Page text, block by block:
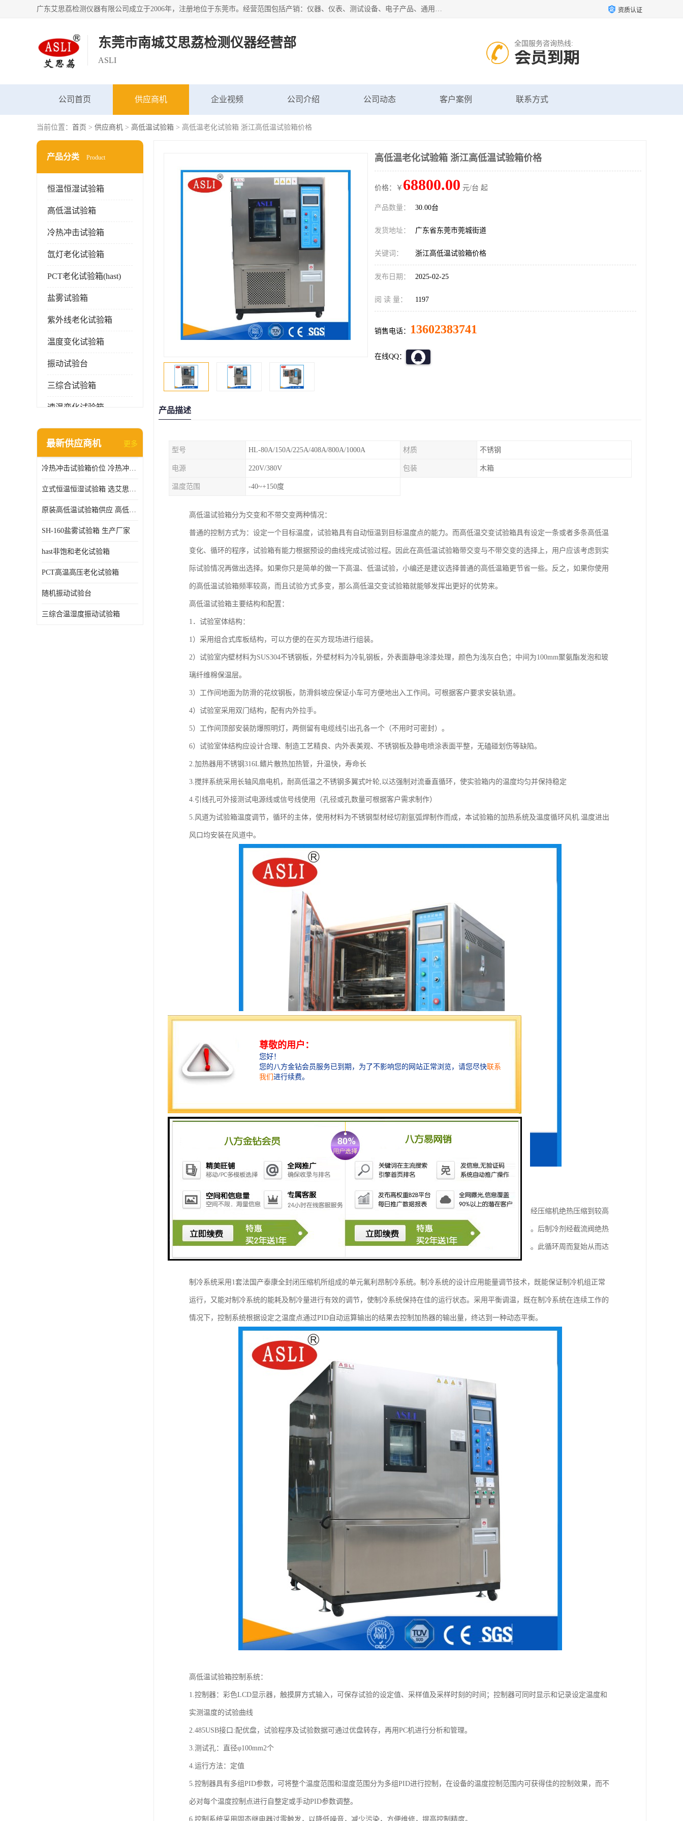
广东艾思荔检测仪器有限公司成立于2006年，注册地位于东莞市。经营范围包括产销：仪器、仪表、测试设备、电子产品、通用机械设；主要产品有： 恒温恒湿试验箱,冷热冲击试验箱,高低温试验箱,速温变化试验箱,高压加速老化试验箱,三综合试验箱,振动试验台等产品，欢迎选购。 资质认证
东莞市南城艾思荔检测仪器经营部
ASLI
全国服务咨询热线:
会员到期
公司首页 供应商机 企业视频 公司介绍 公司动态 客户案例 联系方式
当前位置： 首页 > 供应商机 > 高低温试验箱 > 高低温老化试验箱 浙江高低温试验箱价格
产品分类 Product
恒温恒湿试验箱
高低温试验箱
冷热冲击试验箱
氙灯老化试验箱
PCT老化试验箱(hast)
盐雾试验箱
紫外线老化试验箱
温度变化试验箱
振动试验台
三综合试验箱
速温变化试验箱
淋雨试验箱(沙尘)
高压加速老化试验箱
最新供应商机 更多
冷热冲击试验箱价位 冷热冲击试验设备 非标定制
立式恒温恒湿试验箱 选艾思荔厂家
原装高低温试验箱供应 高低温交变湿热试验箱
SH-160盐雾试验箱 生产厂家
hast非饱和老化试验箱
PCT高温高压老化试验箱
随机振动试验台
三综合温湿度振动试验箱
高低温老化试验箱 浙江高低温试验箱价格
价格：￥ 68800.00 元/台 起
产品数量： 30.00台
发货地址： 广东省东莞市莞城街道
关键词： 浙江高低温试验箱价格
发布日期： 2025-02-25
阅 读 量： 1197
销售电话： 13602383741
在线QQ：
产品描述
型号 HL-80A/150A/225A/408A/800A/1000A 材质 不锈钢
电源 220V/380V 包装 木箱
温度范围 -40~+150度
高低温试验箱分为交变和不带交变两种情况：
普通的控制方式为：设定一个目标温度，试验箱具有自动恒温到目标温度点的能力。而高低温交变试验箱具有设定一条或者多条高低温
变化、循环的程序，试验箱有能力根据预设的曲线完成试验过程。因此在高低温试验箱带交变与不带交变的选择上，用户应该考虑到实
际试验情况再做出选择。如果你只是简单的做一下高温、低温试验，小编还是建议选择普通的高低温箱更节省一些。反之，如果你使用
的高低温试验箱频率较高，而且试验方式多变，那么高低温交变试验箱就能够发挥出更好的优势来。
高低温试验箱主要结构和配置：
1．试验室体结构：
1）采用组合式库板结构，可以方便的在买方现场进行组装。
2）试验室内壁材料为SUS304不锈钢板，外壁材料为冷轧钢板，外表面静电涂漆处理，颜色为浅灰白色；中间为100mm聚氨酯发泡和玻
璃纤维棉保温层。
3）工作间地面为防滑的花纹钢板，防滑斜坡应保证小车可方便地出入工作间。可根据客户要求安装轨道。
4）试验室采用双门结构，配有内外拉手。
5）工作间顶部安装防爆照明灯，两侧留有电缆线引出孔各一个（不用时可密封）。
6）试验室体结构应设计合理、制造工艺精良、内外表美观、不锈钢板及静电喷涂表面平整，无磕碰划伤等缺陷。
2.加热器用不锈钢316L鳍片散热加热管，升温快，寿命长
3.搅拌系统采用长轴风扇电机，耐高低温之不锈钢多翼式叶轮,以达强制对流垂直循环，使实验箱内的温度均匀并保持稳定
4.引线孔可外接测试电源线或信号线使用（孔径或孔数量可根据客户需求制作）
5.风道为试验箱温度调节，循环的主体，使用材料为不锈钢型材经切割氩弧焊制作而成，本试验箱的加热系统及温度循环风机.温度进出
风口均安装在风道中。
高低温试验箱工作原理：
制冷工作原理：制冷循环采用逆卡若循环，该循环出两个等温过程和两个绝热过程组成，其过程如下：制冷剂经压缩机绝热压缩到较高
的压力，消耗了的功使排气温度升高，之后制冷剂经冷凝器等温地和四周介质进行热交换将热量传给四周介质。后制冷剂经截流阀绝热
膨胀做功，这时制冷剂温度降低。后制冷剂通过蒸发器等温地从温度较高的物体吸热，使被冷却物体温度降低。此循环周而复始从而达
制冷系统采用1套法国产泰康全封闭压缩机所组成的单元氟利昂制冷系统。制冷系统的设计应用能量调节技术，既能保证制冷机组正常
运行，又能对制冷系统的能耗及制冷量进行有效的调节，使制冷系统保持在佳的运行状态。采用平衡调温，既在制冷系统在连续工作的
情况下，控制系统根据设定之温度点通过PID自动运算输出的结果去控制加热器的输出量，终达到一种动态平衡。
高低温试验箱控制系统：
1.控制器：彩色LCD显示器，触摸屏方式输入，可保存试验的设定值、采样值及采样时刻的时间；控制器可同时显示和记录设定温度和
实测温度的试验曲线
2.485USB接口:配优盘，试验程序及试验数据可通过优盘转存，再用PC机进行分析和管理。
3.测试孔：直径φ100mm2个
4.运行方法：定值
5.控制器具有多组PID参数，可将整个温度范围和湿度范围分为多组PID进行控制，在设备的温度控制范围内可获得佳的控制效果，而不
必对每个温度控制点进行自整定或手动PID参数调整。
6.控制系统采用固态继电器过零触发，以降低噪音，减少污染，方便维修，提高控制精度。